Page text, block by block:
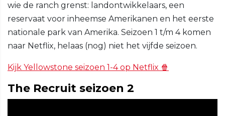
wie de ranch grenst: landontwikkelaars, een
reservaat voor inheemse Amerikanen en het eerste
nationale park van Amerika. Seizoen 1 t/m 4 komen
naar Netflix, helaas (nog) niet het vijfde seizoen.
Kijk Yellowstone seizoen 1-4 op Netflix 🍿
The Recruit seizoen 2